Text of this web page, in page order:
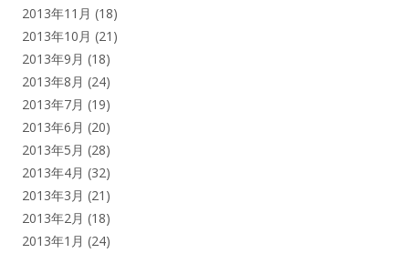
2013年11月 (18)
2013年10月 (21)
2013年9月 (18)
2013年8月 (24)
2013年7月 (19)
2013年6月 (20)
2013年5月 (28)
2013年4月 (32)
2013年3月 (21)
2013年2月 (18)
2013年1月 (24)